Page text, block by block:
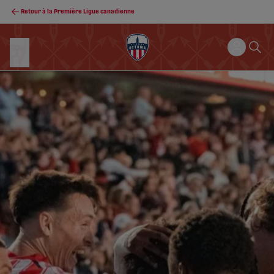
Retour à la Première Ligue canadienne